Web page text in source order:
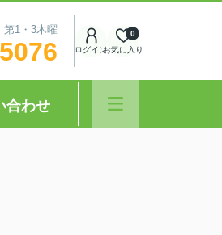
1・3木曜
ログインお気に入り
0
合わせ